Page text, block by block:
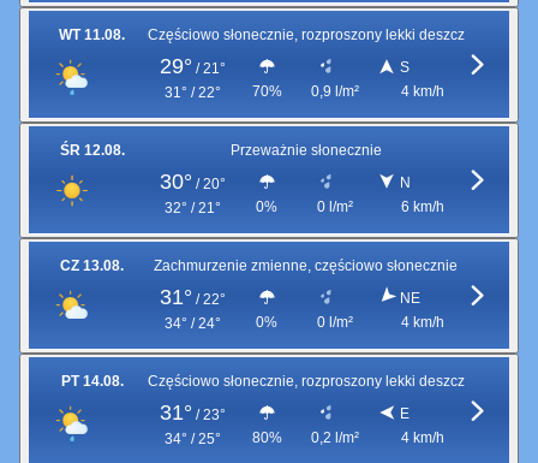
WT 11.08. Częściowo słonecznie, rozproszony lekki deszcz
29° / 21°
31° / 22°
70% 0,9 l/m²
S
4 km/h
ŚR 12.08. Przeważnie słonecznie
30° / 20°
32° / 21°
0% 0 l/m²
N
6 km/h
CZ 13.08. Zachmurzenie zmienne, częściowo słonecznie
31° / 22°
34° / 24°
0% 0 l/m²
NE
4 km/h
PT 14.08. Częściowo słonecznie, rozproszony lekki deszcz
31° / 23°
34° / 25°
80% 0,2 l/m²
E
4 km/h